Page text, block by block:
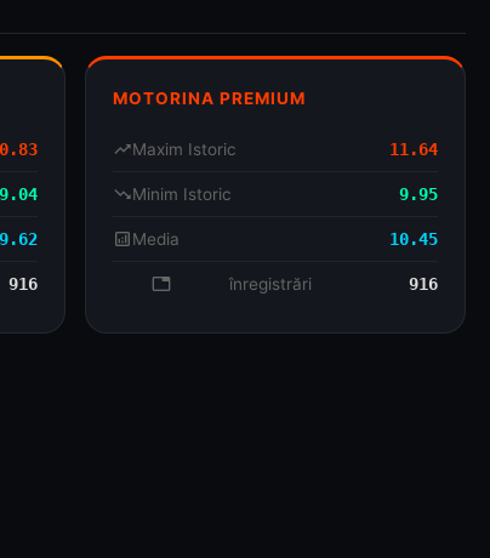
9.04
9.62
916
MOTORINA PREMIUM
trending_upMaxim Istoric 11.64
trending_downMinim Istoric 9.95
analyticsMedia 10.45
database înregistrări 916